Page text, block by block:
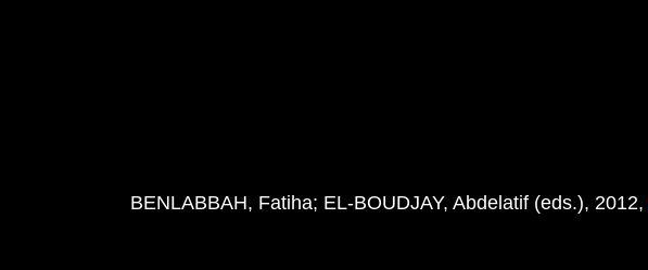
BENLABBAH, Fatiha; EL-BOUDJAY, Abdelatif (eds.), 2012,